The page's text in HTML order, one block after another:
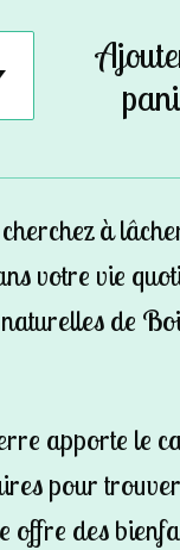
à
votre vie
de
apporte le
pour
offre des